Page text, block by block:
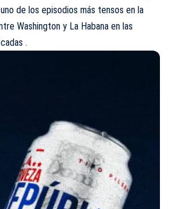
de los episodios más tensos en la
Washington y La Habana en las
.